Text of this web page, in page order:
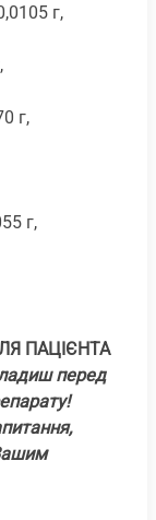
г,
г,
г,
ПАЦІЄНТА
перед